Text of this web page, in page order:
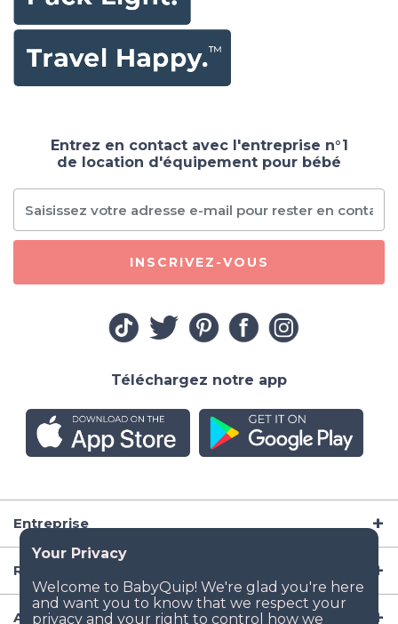
Entreprise
Ressources
Articles de puériculture
Entrez en contact avec l'entreprise n°1
de location d'équipement pour bébé
INSCRIVEZ-VOUS
Téléchargez notre app